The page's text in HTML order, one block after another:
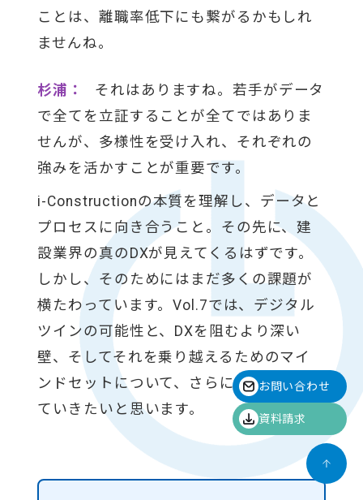
ことは、離職率低下にも繋がるかもしれ
ませんね。
杉浦：
それはありますね。若手がデータ
で全てを立証することが全てではありま
せんが、多様性を受け入れ、それぞれの
強みを活かすことが重要です。
i-Constructionの本質を理解し、データと
プロセスに向き合うこと。その先に、建
設業界の真のDXが見えてくるはずです。
しかし、そのためにはまだ多くの課題が
横たわっています。Vol.7では、デジタル
ツインの可能性と、DXを阻むより深い
壁、そしてそれを乗り越えるためのマイ
ンドセットについて、さらに議論を深め
ていきたいと思います。
お問い合わせ
資料請求